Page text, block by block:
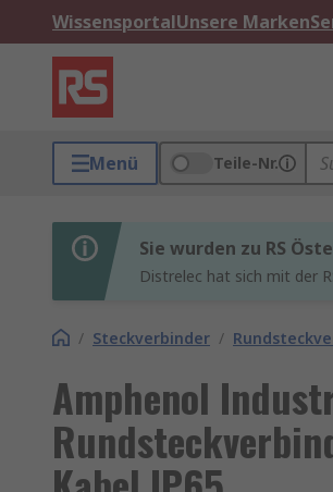
WissensportalUnsere Marken
Menü Teile-Nr.
Sie wurden zu RS
Distrelec hat sich mit der
/ Steckverbinder /
Amphenol